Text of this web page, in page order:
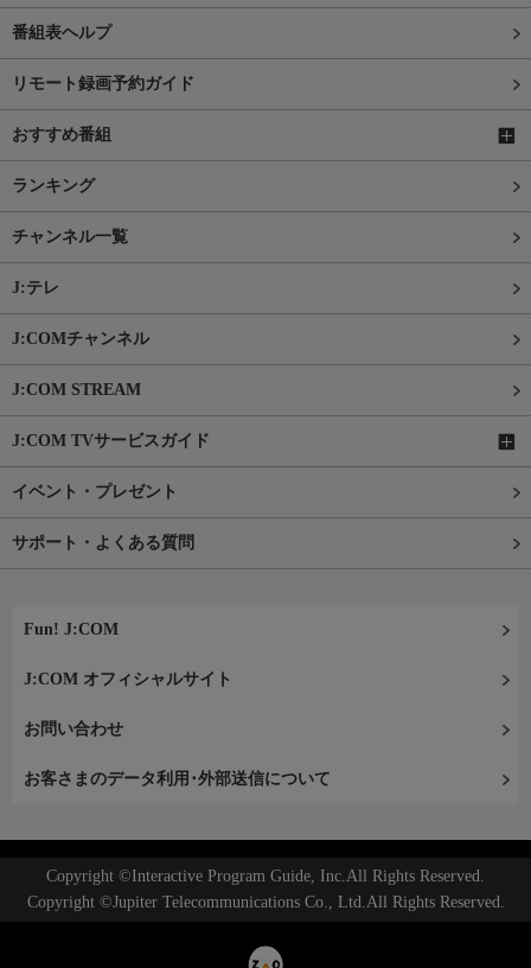
番組表ヘルプ
リモート録画予約ガイド
おすすめ番組
ランキング
チャンネル一覧
J:テレ
J:COMチャンネル
J:COM STREAM
J:COM TVサービスガイド
イベント・プレゼント
サポート・よくある質問
Fun! J:COM
J:COM オフィシャルサイト
お問い合わせ
お客さまのデータ利用･外部送信について
Copyright ©Interactive Program Guide, Inc.All Rights Reserved.
Copyright ©Jupiter Telecommunications Co., Ltd.All Rights Reserved.